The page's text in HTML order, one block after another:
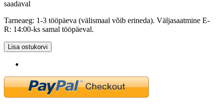
saadaval
Tarneaeg: 1-3 tööpäeva (välismaal võib erineda). Väljasaatmine E-
R: 14:00-ks samal tööpäeval.
Lisa ostukorvi